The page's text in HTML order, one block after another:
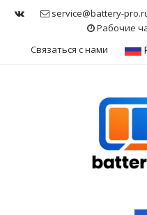
service@battery-
Рабочие
Связаться с нами